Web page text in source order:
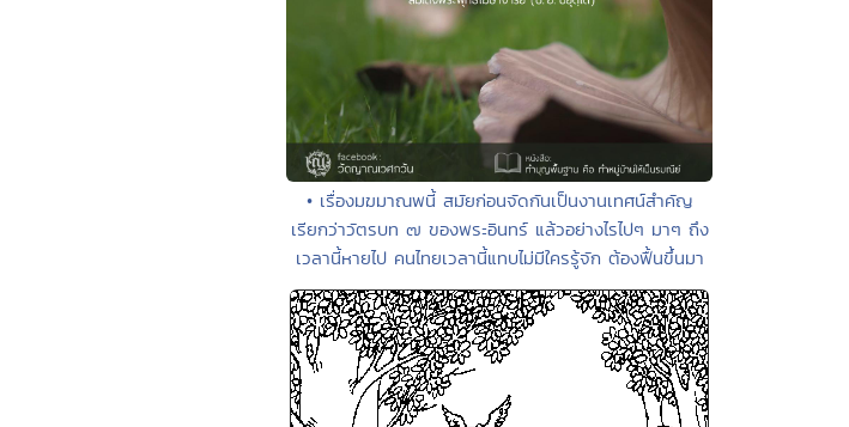
• เรื่องมฆมาณพนี้ สมัยก่อนจัดกันเป็นงานเทศน์สำคัญ
เรียกว่าวัตรบท ๗ ของพระอินทร์ แล้วอย่างไรไปๆ มาๆ ถึง
เวลานี้หายไป คนไทยเวลานี้แทบไม่มีใครรู้จัก ต้องฟื้นขึ้นมา